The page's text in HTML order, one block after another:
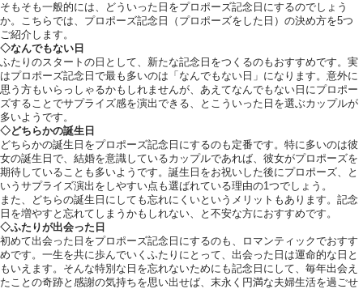
ホテルサイト
運営会社情報
そもそも一般的には、どういった日をプロポーズ記念日にするのでしょう
か。こちらでは、プロポーズ記念日（プロポーズをした日）の決め方を5つ
ご紹介します。
◇なんでもない日
ふたりのスタートの日として、新たな記念日をつくるのもおすすめです。実
はプロポーズ記念日で最も多いのは「なんでもない日」になります。意外に
思う方もいらっしゃるかもしれませんが、あえてなんでもない日にプロポー
ズすることでサプライズ感を演出できる、とこういった日を選ぶカップルが
多いようです。
◇どちらかの誕生日
どちらかの誕生日をプロポーズ記念日にするのも定番です。特に多いのは彼
女の誕生日で、結婚を意識しているカップルであれば、彼女がプロポーズを
期待していることも多いようです。誕生日をお祝いした後にプロポーズ、と
いうサプライズ演出をしやすい点も選ばれている理由の1つでしょう。
また、どちらの誕生日にしても忘れにくいというメリットもあります。記念
日を増やすと忘れてしまうかもしれない、と不安な方におすすめです。
◇ふたりが出会った日
初めて出会った日をプロポーズ記念日にするのも、ロマンティックでおすす
めです。一生を共に歩んでいくふたりにとって、出会った日は運命的な日と
もいえます。そんな特別な日を忘れないためにも記念日にして、毎年出会え
たことの奇跡と感謝の気持ちを思い出せば、末永く円満な夫婦生活を過ごせ